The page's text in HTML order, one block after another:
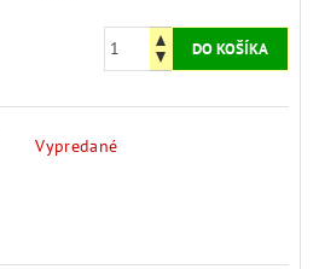
Vypredané